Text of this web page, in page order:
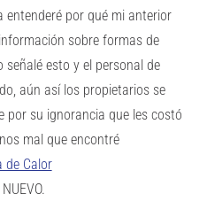
entenderé por qué mi anterior
sobre formas de
esto y el personal de
aún así los propietarios se
por su ignorancia que les costó
mal que encontré
de Calor